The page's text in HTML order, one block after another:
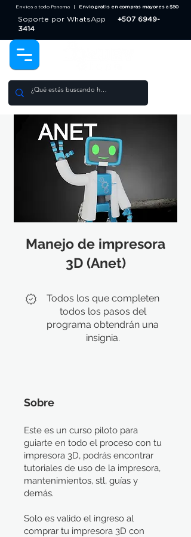
Envios a todo Panama | Envio gratis en compras mayores a $50
Soporte por WhatsApp
+507 6949-
3414
Manejo de impresora
3D (Anet)
Todos los que completen
todos los pasos del
programa obtendrán una
insignia.
Sobre
Este es un curso piloto para
guiarte en todo el proceso con tu
impresora 3D, podrás encontrar
tutoriales de uso de la impresora,
mantenimientos, stl, guías y
demás.
Solo es valido el ingreso al
comprar tu impresora 3D con